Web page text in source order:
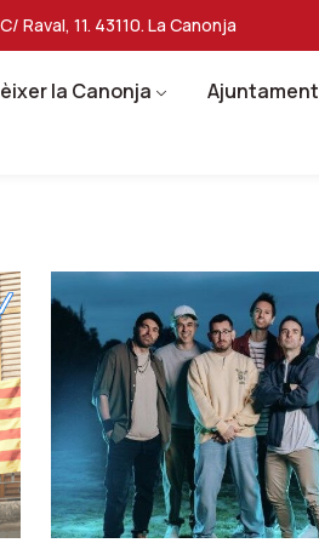
C/ Raval, 11. 43110. La Canonja
la Canonja Ajuntament